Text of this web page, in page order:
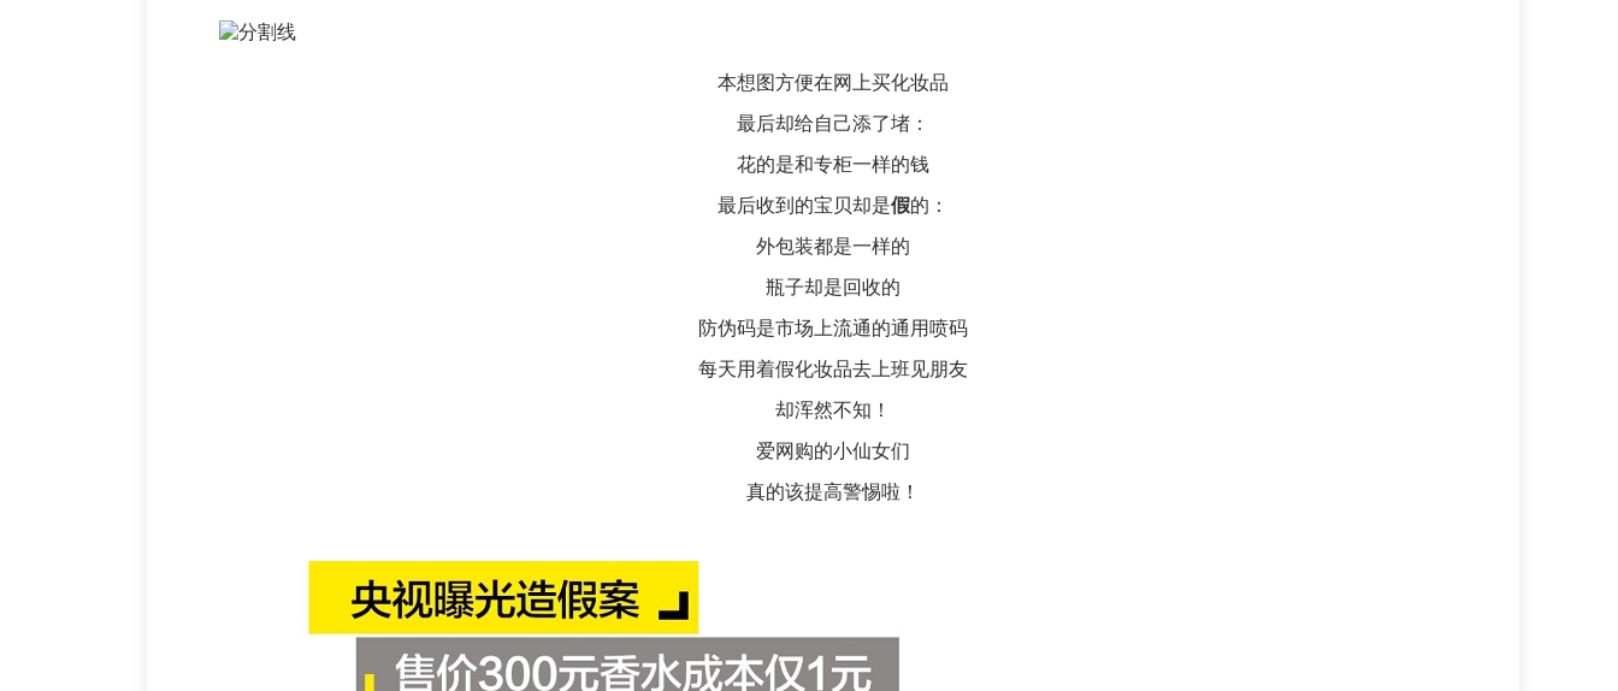
本想图方便在网上买化妆品
最后却给自己添了堵：
花的是和专柜一样的钱
最后收到的宝贝却是假的：
外包装都是一样的
瓶子却是回收的
防伪码是市场上流通的通用喷码
每天用着假化妆品去上班见朋友
却浑然不知！
爱网购的小仙女们
真的该提高警惕啦！